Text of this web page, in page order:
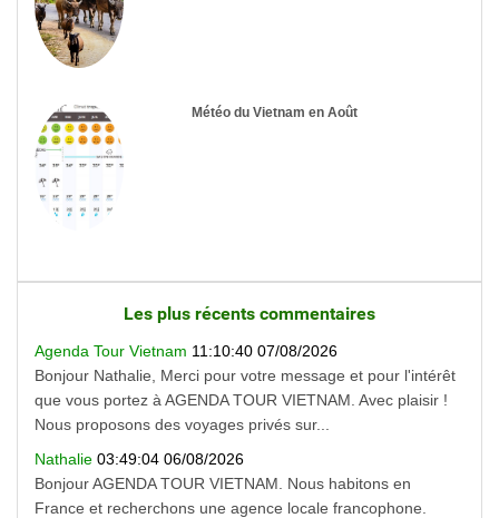
Météo du Vietnam en Août
Les plus récents commentaires
Agenda Tour Vietnam 11:10:40 07/08/2026
Bonjour Nathalie, Merci pour votre message et pour l'intérêt
que vous portez à AGENDA TOUR VIETNAM. Avec plaisir !
Nous proposons des voyages privés sur...
Nathalie 03:49:04 06/08/2026
Bonjour AGENDA TOUR VIETNAM. Nous habitons en
France et recherchons une agence locale francophone.